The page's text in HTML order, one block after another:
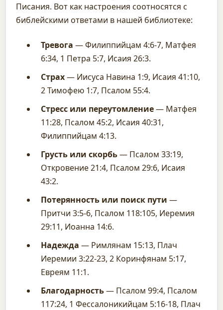
Писания. Вот как настроения соотносятся с
библейскими ответами в нашей библиотеке:
Тревога — Филиппийцам 4:6-7, Матфея
6:34, 1 Петра 5:7, Исаия 26:3.
Страх— Иисуса Навина 1:9, Исаия 41:10,
2 Тимофею 1:7, Псалом 55:4.
Стресс или переутомление— Матфея
11:28, Псалом 45:2, Исаия 40:31,
Филиппийцам 4:13.
Грусть или скорбь— Псалом 33:19,
Откровение 21:4, Псалом 29:6, Исаия
43:2.
Потерянность или поиск пути —
Притчи 3:5-6, Псалом 118:105, Иеремия
29:11, Иоанна 14:6.
Надежда — Римлянам 15:13, Плач
Иеремии 3:22-23, 2 Коринфянам 5:17,
Евреям 11:1.
Благодарность— Псалом 99:4, Псалом
117:24, 1 Фессалоникийцам 5:16-18, Плач